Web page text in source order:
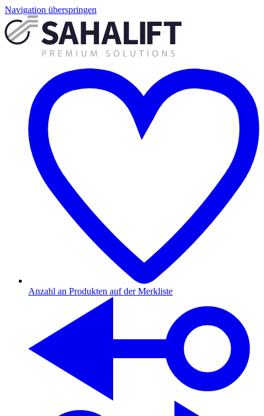
Navigation überspringen
Anzahl an Produkten auf der Merkliste